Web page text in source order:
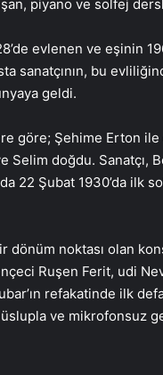
piyano ve solfej
evlenen ve eşinin
sanatçının, bu
geldi.
göre; Şehime Erton
Selim doğdu. Sanatçı,
22 Şubat 1930’da ilk
dönüm noktası olan
Ruşen Ferit, udi
refakatinde ilk
ve mikrofonsuz